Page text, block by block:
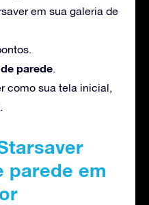
em sua galeria de
parede
como sua tela inicial,
parede em